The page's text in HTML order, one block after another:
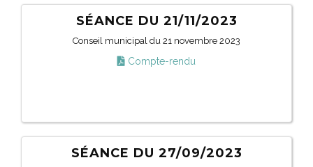
SÉANCE DU 21/11/2023
Conseil municipal du 21 novembre 2023
Compte-rendu
SÉANCE DU 27/09/2023